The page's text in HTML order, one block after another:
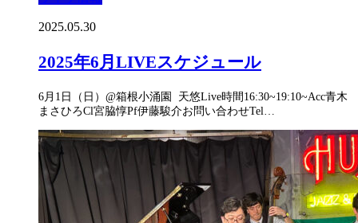
2025.05.30
2025年6月LIVEスケジュール
6月1日（日）@箱根小涌園 天悠Live時間16:30~19:10~Acc青木
まさひろCl宮脇惇Pf伊藤駿介お問い合わせTel…